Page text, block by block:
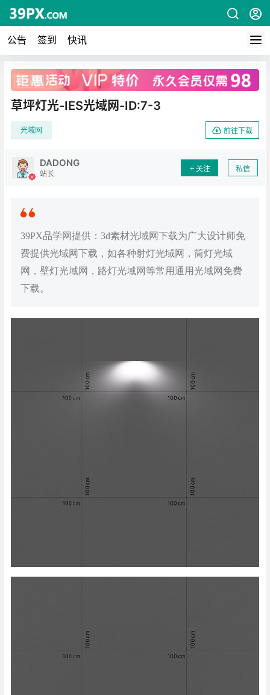
公告 签到 快讯
广告
草坪灯光-IES光域网-ID:7-3
光域网 前往下载
DADONG
站长
关注 私信
39PX品学网提供：3d素材光域网下载为广大设计师免
费提供光域网下载，如各种射灯光域网，筒灯光域
网，壁灯光域网，路灯光域网等常用通用光域网免费
下载。